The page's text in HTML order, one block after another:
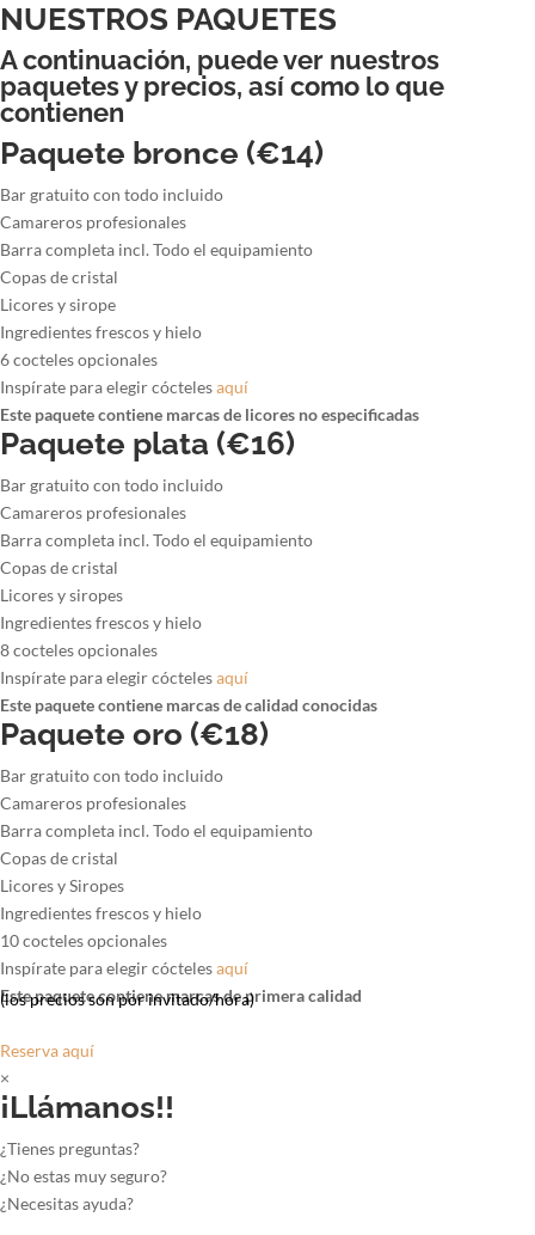
NUESTROS PAQUETES
A continuación, puede ver nuestros
paquetes y precios, así como lo que
contienen
Paquete bronce (€14)
Bar gratuito con todo incluido
Camareros profesionales
Barra completa incl. Todo el equipamiento
Copas de cristal
Licores y sirope
Ingredientes frescos y hielo
6 cocteles opcionales
Inspírate para elegir cóctelesaquí
Este paquete contiene marcas de licores no especificadas
Paquete plata (€16)
Bar gratuito con todo incluido
Camareros profesionales
Barra completa incl. Todo el equipamiento
Copas de cristal
Licores y siropes
Ingredientes frescos y hielo
8 cocteles opcionales
Inspírate para elegir cóctelesaquí
Este paquete contiene marcas de calidad conocidas
Paquete oro (€18)
Bar gratuito con todo incluido
Camareros profesionales
Barra completa incl. Todo el equipamiento
Copas de cristal
Licores y Siropes
Ingredientes frescos y hielo
10 cocteles opcionales
Inspírate para elegir cóctelesaquí
Este paquete contiene marcas de primera calidad
(los precios son por invitado/hora)
Reserva aquí
×
¡Llámanos!!
¿Tienes preguntas?
¿No estas muy seguro?
¿Necesitas ayuda?